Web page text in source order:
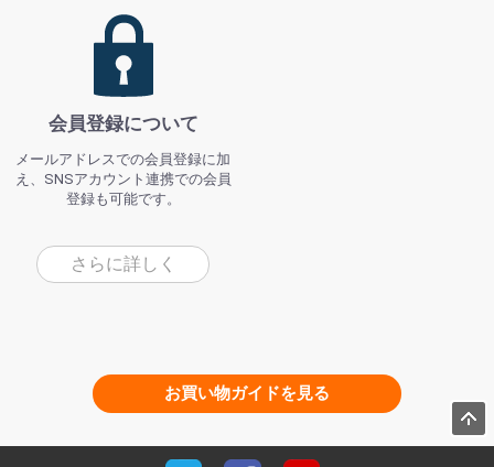
会員登録について
メールアドレスでの会員登録に加
え、SNSアカウント連携での会員
登録も可能です。
さらに詳しく
お買い物ガイドを見る